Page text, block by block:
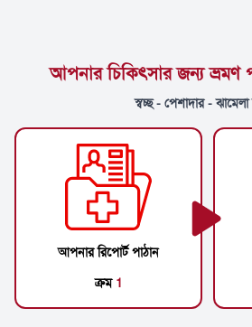
আপনার চিকিৎসার জন্য
স্বচ্ছ - পেশাদার -
আপনার রিপোর্ট পাঠান
ক্রম 1